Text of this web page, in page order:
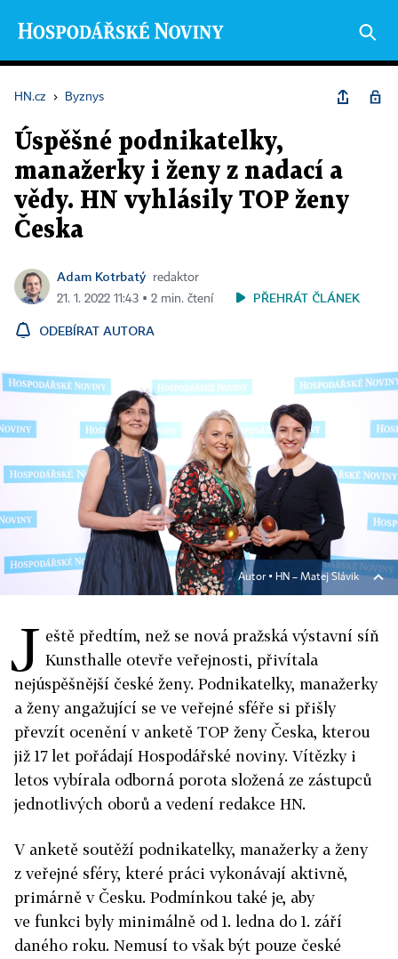
HN.cz › Byznys
Úspěšné podnikatelky,
manažerky i ženy z nadací a
vědy. HN vyhlásily TOP ženy
Česka
Adam Kotrbatý
redaktor
21. 1. 2022 11:43 ▪ 2 min. čtení
PŘEHRÁT ČLÁNEK
ODEBÍRAT AUTORA
Autor ▪ HN – Matej Slávik
J eště předtím, než se nová pražská výstavní síň
Kunsthalle otevře veřejnosti, přivítala
nejúspěšnější české ženy. Podnikatelky, manažerky
a ženy angažující se ve veřejné sféře si přišly
převzít ocenění v anketě TOP ženy Česka, kterou
již 17 let pořádají Hospodářské noviny. Vítězky i
letos vybírala odborná porota složená ze zástupců
jednotlivých oborů a vedení redakce HN.
V anketě soutěží podnikatelky, manažerky a ženy
z veřejné sféry, které práci vykonávají aktivně,
primárně v Česku. Podmínkou také je, aby
ve funkci byly minimálně od 1. ledna do 1. září
daného roku. Nemusí to však být pouze české